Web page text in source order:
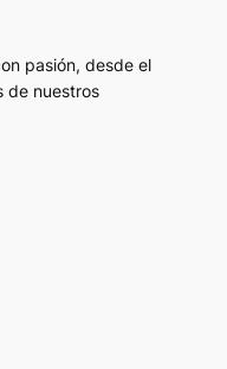
pasión, desde el
de nuestros